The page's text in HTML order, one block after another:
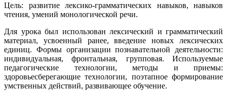
Цель: развитие лексико-грамматических навыков, навыков
чтения, умений монологической речи.
Для урока был использован лексический и грамматический
материал, усвоенный ранее, введение новых лексических
единиц. Формы организации познавательной деятельности:
индивидуальная, фронтальная, групповая. Используемые
педагогические технологии, методы и приемы:
здоровьесберегающие технологии, поэтапное формирование
умственных действий, развивающее обучение.